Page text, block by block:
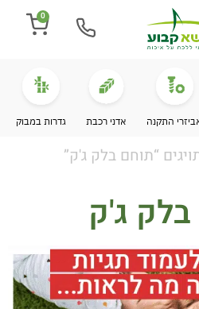
0
התקנה אדני רכבת גדרות במבוק
“תוחם בלק ג'ק”
ג'ק